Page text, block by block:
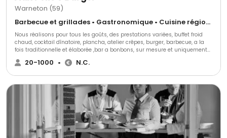
Warneton (59)
Barbecue et grillades • Gastronomique • Cuisine régionale
Nous réalisons pour tous les goûts, des prestations variées, buffet froid
chaud, cocktail dînatoire, plancha, atelier crêpes, burger, barbecue, a la
fois traditionnelle et élaborée ,bar a bonbons, sur mesure et uniquement
des produits frais. Sans oublier notre fameux Food Truck de Burgers fait
maison qui se déplace chez vous ou sur votre lieu de travail pour votre
20-1000 • N.C.